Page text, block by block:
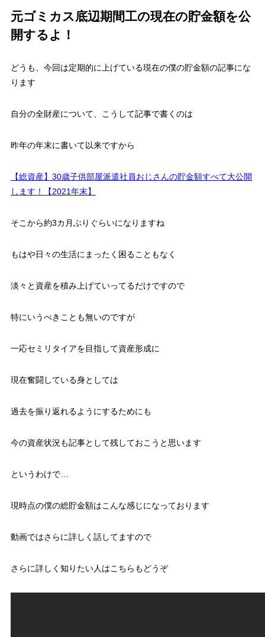
元ゴミカス底辺期間工の現在の貯金額を公
開するよ！
どうも、今回は定期的に上げている現在の僕の貯金額の記事にな
ります
自分の全財産について、こうして記事で書くのは
昨年の年末に書いて以来ですから
【総資産】30歳子供部屋派遣社員おじさんの貯金額すべて大公開
します！【2021年末】
そこから約3カ月ぶりぐらいになりますね
もはや日々の生活にまったく困ることもなく
淡々と資産を積み上げていってるだけですので
特にいうべきことも無いのですが
一応セミリタイアを目指して資産形成に
現在奮闘している身としては
過去を振り返れるようにするためにも
今の資産状況も記事として残しておこうと思います
というわけで…
現時点の僕の総貯金額はこんな感じになっております
動画ではさらに詳しく話してますので
さらに詳しく知りたい人はこちらもどうぞ